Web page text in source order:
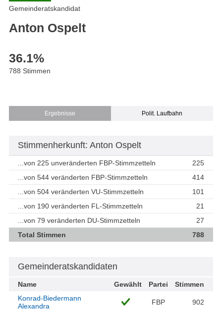
Gemeinderatskandidat
Anton Ospelt
36.1%
788 Stimmen
Ergebnisse Polit. Laufbahn
Stimmenherkunft: Anton Ospelt
...von 225 unveränderten FBP-Stimmzetteln
225
...von 544 veränderten FBP-Stimmzetteln
414
...von 504 veränderten VU-Stimmzetteln
101
...von 190 veränderten FL-Stimmzetteln
21
...von 79 veränderten DU-Stimmzetteln
27
Total Stimmen
788
Gemeinderatskandidaten
Name Gewählt Partei
Stimmen
Konrad-Biedermann
Alexandra
FBP 902